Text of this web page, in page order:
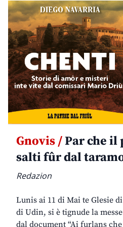
Gnovis /Par che
salti fûr dal
Redazion
Lunis ai 11 di Mai te Glesie
di Udin, si è tignude la
dal document “Ai furlans